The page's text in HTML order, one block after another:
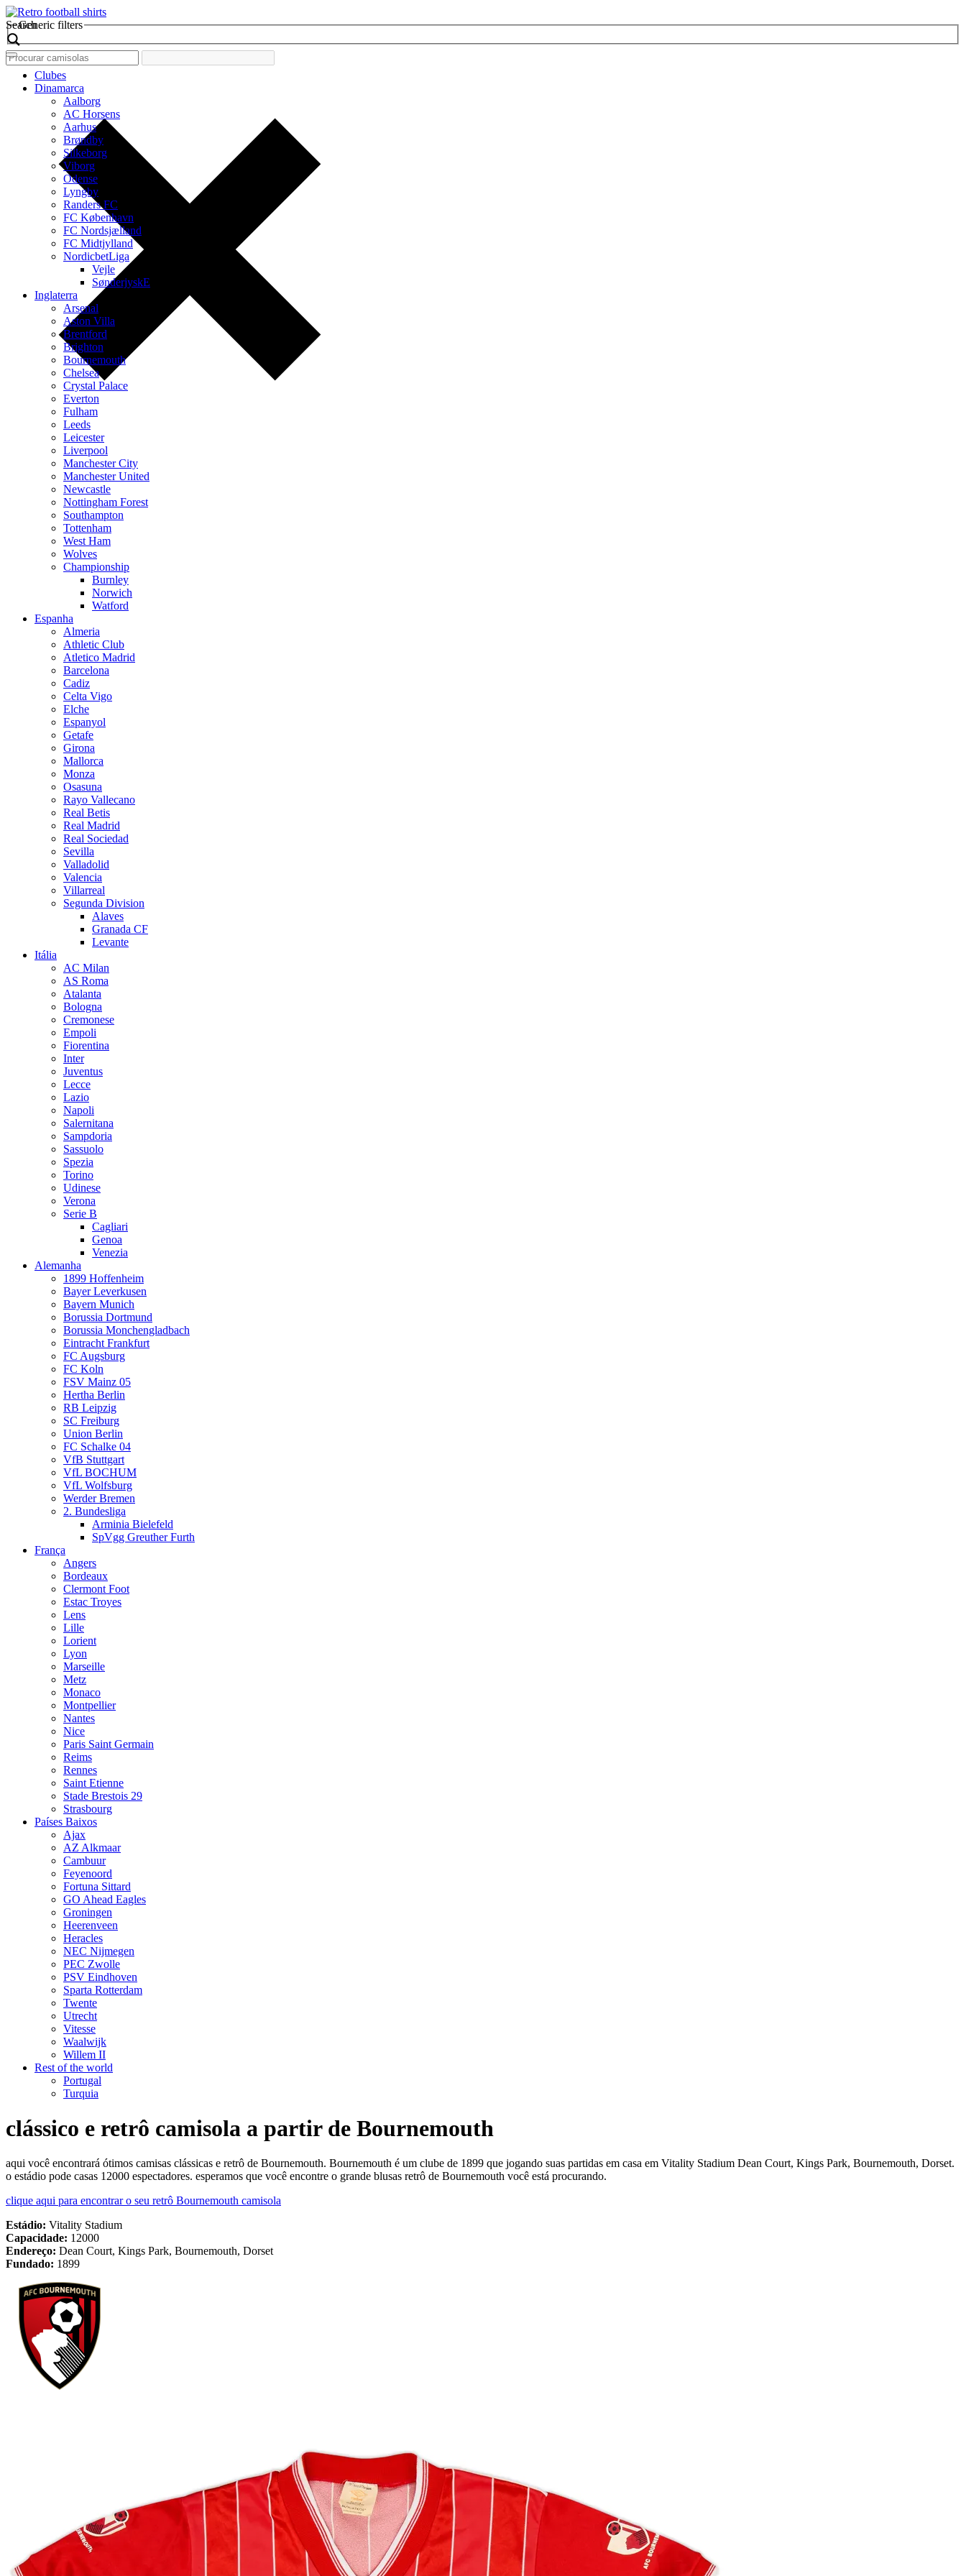
Search
Generic filters
Clubes
Dinamarca
Aalborg
AC Horsens
Aarhus
Brøndby
Silkeborg
Viborg
Odense
Lyngby
Randers FC
FC København
FC Nordsjælland
FC Midtjylland
NordicbetLiga
Vejle
SønderjyskE
Inglaterra
Arsenal
Aston Villa
Brentford
Brighton
Bournemouth
Chelsea
Crystal Palace
Everton
Fulham
Leeds
Leicester
Liverpool
Manchester City
Manchester United
Newcastle
Nottingham Forest
Southampton
Tottenham
West Ham
Wolves
Championship
Burnley
Norwich
Watford
Espanha
Almeria
Athletic Club
Atletico Madrid
Barcelona
Cadiz
Celta Vigo
Elche
Espanyol
Getafe
Girona
Mallorca
Monza
Osasuna
Rayo Vallecano
Real Betis
Real Madrid
Real Sociedad
Sevilla
Valladolid
Valencia
Villarreal
Segunda Division
Alaves
Granada CF
Levante
Itália
AC Milan
AS Roma
Atalanta
Bologna
Cremonese
Empoli
Fiorentina
Inter
Juventus
Lecce
Lazio
Napoli
Salernitana
Sampdoria
Sassuolo
Spezia
Torino
Udinese
Verona
Serie B
Cagliari
Genoa
Venezia
Alemanha
1899 Hoffenheim
Bayer Leverkusen
Bayern Munich
Borussia Dortmund
Borussia Monchengladbach
Eintracht Frankfurt
FC Augsburg
FC Koln
FSV Mainz 05
Hertha Berlin
RB Leipzig
SC Freiburg
Union Berlin
FC Schalke 04
VfB Stuttgart
VfL BOCHUM
VfL Wolfsburg
Werder Bremen
2. Bundesliga
Arminia Bielefeld
SpVgg Greuther Furth
França
Angers
Bordeaux
Clermont Foot
Estac Troyes
Lens
Lille
Lorient
Lyon
Marseille
Metz
Monaco
Montpellier
Nantes
Nice
Paris Saint Germain
Reims
Rennes
Saint Etienne
Stade Brestois 29
Strasbourg
Países Baixos
Ajax
AZ Alkmaar
Cambuur
Feyenoord
Fortuna Sittard
GO Ahead Eagles
Groningen
Heerenveen
Heracles
NEC Nijmegen
PEC Zwolle
PSV Eindhoven
Sparta Rotterdam
Twente
Utrecht
Vitesse
Waalwijk
Willem II
Rest of the world
Portugal
Turquia
clássico e retrô camisola a partir de Bournemouth
aqui você encontrará ótimos camisas clássicas e retrô de Bournemouth. Bournemouth é um clube de 1899 que jogando suas partidas em casa em Vitality Stadium Dean Court, Kings Park, Bournemouth, Dorset.
o estádio pode casas 12000 espectadores. esperamos que você encontre o grande blusas retrô de Bournemouth você está procurando.
clique aqui para encontrar o seu retrô Bournemouth camisola
Estádio: Vitality Stadium
Capacidade: 12000
Endereço: Dean Court, Kings Park, Bournemouth, Dorset
Fundado: 1899